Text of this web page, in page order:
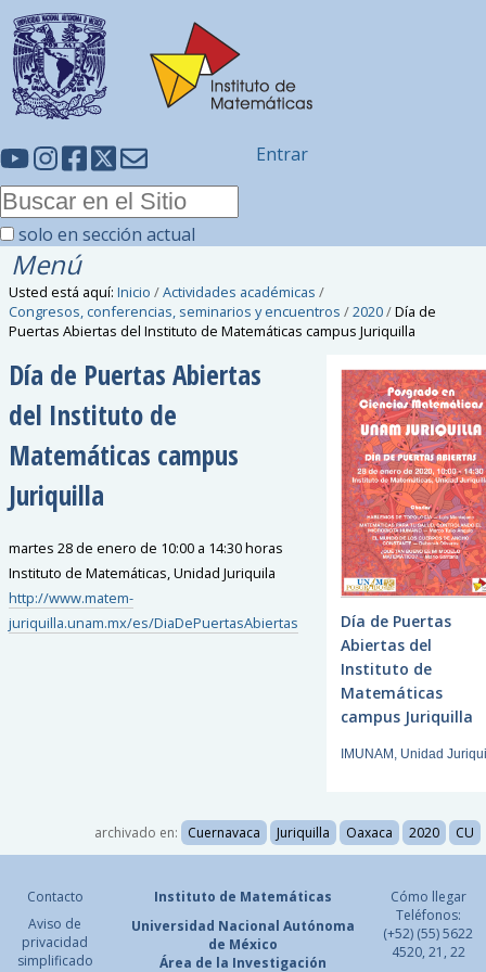
solo en sección actual
Entrar
Menú
Usted está aquí: Inicio /Actividades académicas /
Congresos, conferencias, seminarios y encuentros /2020/Día de
Puertas Abiertas del Instituto de Matemáticas campus Juriquilla
Día de Puertas Abiertas
del Instituto de
Matemáticas campus
Juriquilla
martes 28 de enero de 10:00 a 14:30 horas
Instituto de Matemáticas, Unidad Juriquila
http://www.matem-
juriquilla.unam.mx/es/DiaDePuertasAbiertas
Día de Puertas
Abiertas del
Instituto de
Matemáticas
campus Juriquilla
IMUNAM, Unidad
archivado en: Cuernavaca Juriquilla Oaxaca 2020 CU
Contacto
Aviso de
privacidad
simplificado
Instituto de Matemáticas
Universidad Nacional Autónoma
de México
Área de la Investigación
Cómo llegar
Teléfonos:
(+52) (55) 5622
4520, 21, 22